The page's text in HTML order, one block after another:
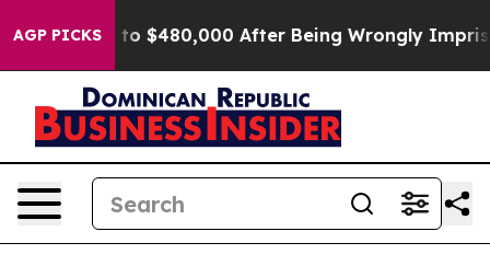
AGP PICKS
Up to $480,000 After Being Wrongly Imprisoned